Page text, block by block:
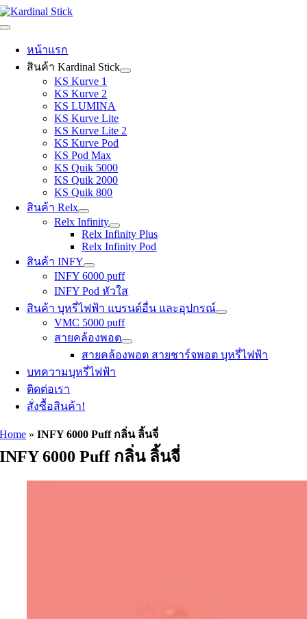
Skip
to
Toggle
Navigation
หน้าแรก
สินค้า Kardinal Stick
KS Kurve 1
KS Kurve 2
KS LUMINA
KS Kurve Lite
KS Kurve Lite 2
KS Kurve Pod
KS Pod Max
KS Quik 5000
KS Quik 2000
KS Quik 800
สินค้า Relx
Relx Infinity
Relx Infinity Plus
Relx Infinity Pod
สินค้า INFY
INFY 6000 puff
INFY Pod หัวใส
สินค้า บุหรี่ไฟฟ้า แบรนด์อื่น และอุปกรณ์
VMC 5000 puff
สายคล้องพอต
สายคล้องพอต สายชาร์จพอต บุหรี่ไฟฟ้า
บทความบุหรี่ไฟฟ้า
ติดต่อเรา
สั่งซื้อสินค้า!
Home »INFY 6000 Puff กลิ่น ลิ้นจี่
INFY 6000 Puff กลิ่น ลิ้นจี่